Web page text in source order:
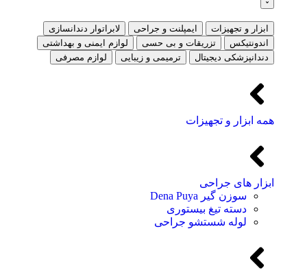
ابزار و تجهیزات ایمپلنت و جراحی
لابراتوار دندانسازی
اندونتیکس
تزریقات و بی حسی
لوازم ایمنی و بهداشتی
دندانپزشکی دیجیتال
ترمیمی و زیبایی لوازم مصرفی
همه ابزار و تجهیزات
ابزار های جراحی
سوزن گیر Dena Puya
دسته تیغ بیستوری
لوله شستشو جراحی